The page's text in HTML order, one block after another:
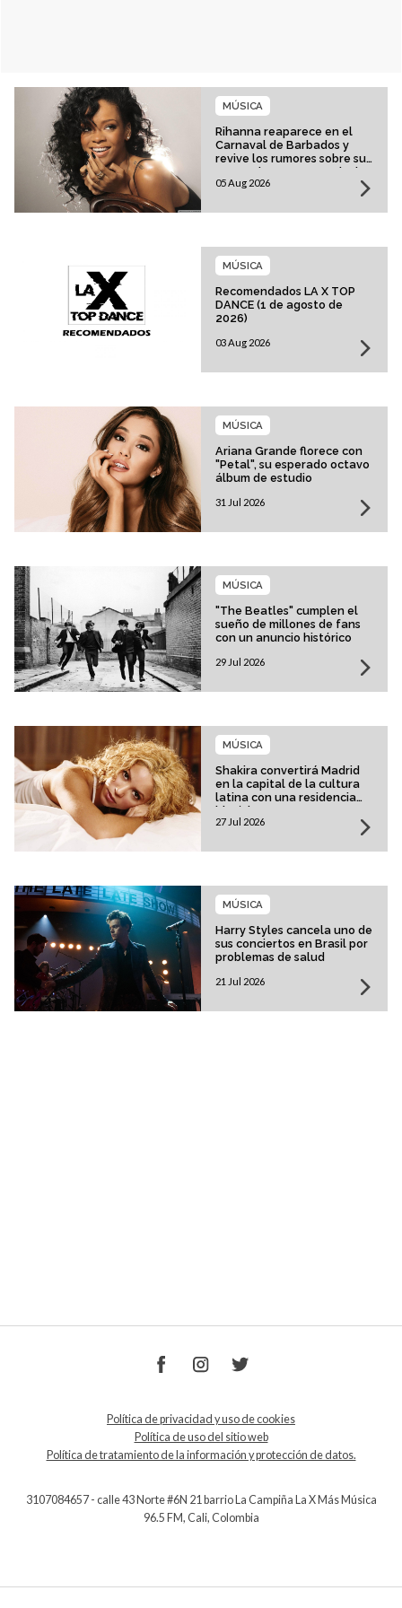
Rihanna reaparece en el
Carnaval de Barbados y
revive los rumores sobre su
esperado regreso musical
MÚSICA
05 Aug 2026
Recomendados LA X TOP
DANCE (1 de agosto de
2026)
MÚSICA
03 Aug 2026
Ariana Grande florece con
"Petal", su esperado octavo
álbum de estudio
MÚSICA
31 Jul 2026
"The Beatles" cumplen el
sueño de millones de fans
con un anuncio histórico
MÚSICA
29 Jul 2026
Shakira convertirá Madrid
en la capital de la cultura
latina con una residencia
histórica
MÚSICA
27 Jul 2026
Harry Styles cancela uno de
sus conciertos en Brasil por
problemas de salud
MÚSICA
21 Jul 2026
Política de privacidad y uso de cookies
Política de uso del sitio web
Política de tratamiento de la información y protección de datos.
3107084657 - calle 43 Norte #6N 21 barrio La Campiña La X Más Música
96.5 FM, Cali, Colombia